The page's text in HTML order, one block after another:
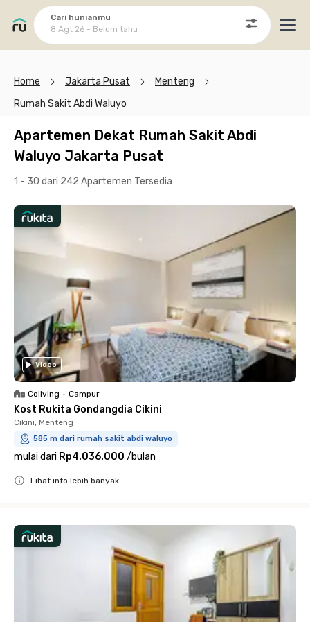
Cari hunianmu
8 Agt 26 - Belum tahu
Home Jakarta Pusat
Menteng
Rumah Sakit Abdi Waluyo
Apartemen Dekat Rumah Sakit Abdi
Waluyo Jakarta Pusat
1 - 30 dari 242 Apartemen Tersedia
Video
Coliving • Campur
Kost Rukita Gondangdia Cikini
Cikini, Menteng
585 m dari rumah sakit abdi waluyo
mulai dari Rp4.036.000 /bulan
Lihat info lebih banyak